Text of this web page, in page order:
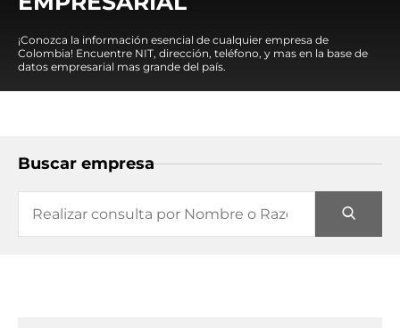
¡Conozca la información esencial de cualquier empresa de
Colombia! Encuentre NIT, dirección, teléfono, y mas en la base de
datos empresarial mas grande del país.
Buscar empresa